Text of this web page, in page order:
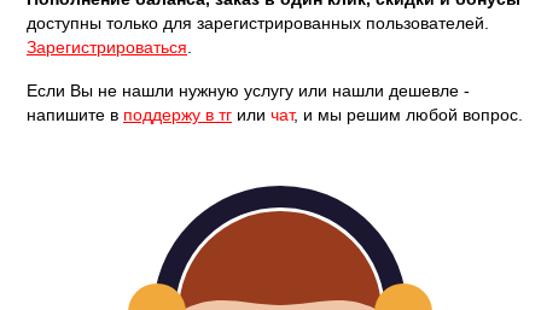
Пополнение баланса, заказ в один клик, скидки и бонусы
доступны только для зарегистрированных пользователей.
Если Вы не нашли нужную услугу или нашли дешевле -